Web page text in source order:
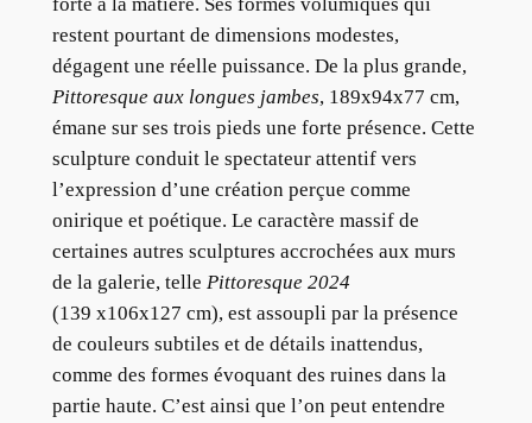
restent pourtant de dimensions modestes,
dégagent une réelle puissance. De la plus grande,
Pittoresque aux longues jambes, 189x94x77 cm,
émane sur ses trois pieds une forte présence. Cette
sculpture conduit le spectateur attentif vers
l’expression d’une création perçue comme
onirique et poétique. Le caractère massif de
certaines autres sculptures accrochées aux murs
de la galerie, telle Pittoresque 2024
(139 x106x127 cm), est assoupli par la présence
de couleurs subtiles et de détails inattendus,
comme des formes évoquant des ruines dans la
partie haute. C’est ainsi que l’on peut entendre